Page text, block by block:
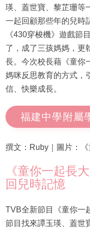
瑛、蓋世寶、黎芷珊等
一起回顧那些年的兒時
《430穿梭機》遊戲節
了，成了三孩媽媽，更
長。今次校長藉《童你
媽咪反思教育的方式，
信、快樂成長。
福建中學附屬
撰文：Ruby｜圖片：
《童你一起長
回兒時記憶
TVB全新節目《童你一
節目找來譚玉瑛、蓋世